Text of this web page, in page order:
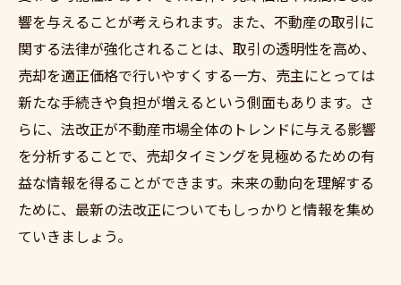
響を与えることが考えられます。また、不動産の取引に
関する法律が強化されることは、取引の透明性を高め、
売却を適正価格で行いやすくする一方、売主にとっては
新たな手続きや負担が増えるという側面もあります。さ
らに、法改正が不動産市場全体のトレンドに与える影響
を分析することで、売却タイミングを見極めるための有
益な情報を得ることができます。未来の動向を理解する
ために、最新の法改正についてもしっかりと情報を集め
ていきましょう。